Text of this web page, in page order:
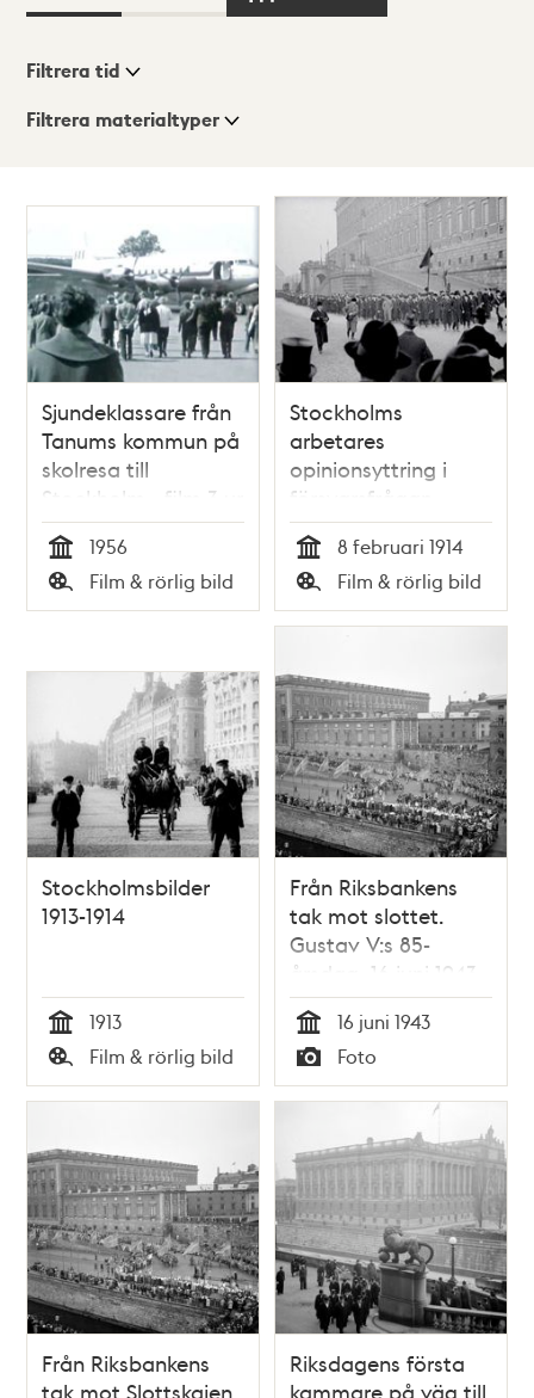
Visningsläge
Filtrera tid
Filtrera materialtyper
träffar
Sjundeklassare från
Tanums kommun på
skolresa till
Stockholm - film 3 ur
Kjell Walter
Sohlbergs samling
Tid
1956
Typ
Film & rörlig bild
Stockholms
arbetares
opinionsyttring i
försvarsfrågan
Tid
8 februari 1914
Typ
Film & rörlig bild
Stockholmsbilder
1913-1914
Tid
1913
Typ
Film & rörlig bild
Från Riksbankens
tak mot slottet.
Gustav V:s 85-
årsdag, 16 juni 1943
Tid
16 juni 1943
Typ
Foto
Från Riksbankens
tak mot Slottskajen
Riksdagens första
kammare på väg till